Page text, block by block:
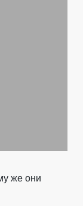
же они